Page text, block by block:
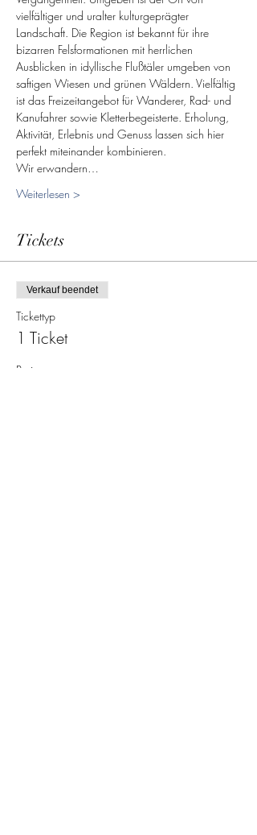
vielfältiger und uralter kulturgeprägter
Landschaft. Die Region ist bekannt für ihre
bizarren Felsformationen mit herrlichen
Ausblicken in idyllische Flußtäler umgeben von
saftigen Wiesen und grünen Wäldern. Vielfältig
ist das Freizeitangebot für Wanderer, Rad- und
Kanufahrer sowie Kletterbegeisterte. Erholung,
Aktivität, Erlebnis und Genuss lassen sich hier
perfekt miteinander kombinieren.
Wir erwandern…
Weiterlesen >
Tickets
Verkauf beendet
Tickettyp
1 Ticket
Preis